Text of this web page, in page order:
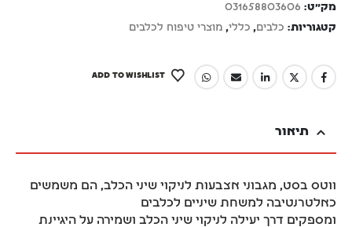
מק"ט: 031658803606
קטגוריות: כלבים, כללי, מוצרי טיפוח לכלבים
ADD TO WISHLIST
תיאור
ווטס בסט, מגבוני אצבעות לניקוי שיני הכלב, הם משמשים
כאלטרנטיבה למשחת שיניים לכלבים
ומספקים דרך יעילה לניקוי שיני הכלב ושמירה על היגיינת